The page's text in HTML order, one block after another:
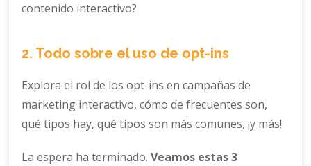
contenido interactivo?
2. Todo sobre el uso de opt-ins
Explora el rol de los opt-ins en campañas de
marketing interactivo, cómo de frecuentes son,
qué tipos hay, qué tipos son más comunes, ¡y más!
La espera ha terminado.Veamos estas 3